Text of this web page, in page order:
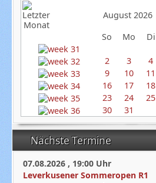
August 2026
So
Mo Di
2
3 4
9
10 11
16
17 18
23
24 25
30
31
Nächste Termine
07.08.2026 , 19:00 Uhr
Leverkusener Sommeropen R1